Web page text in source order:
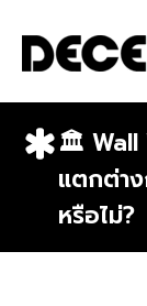
🏛️ Wall
แตกต่าง
หรือไม่?